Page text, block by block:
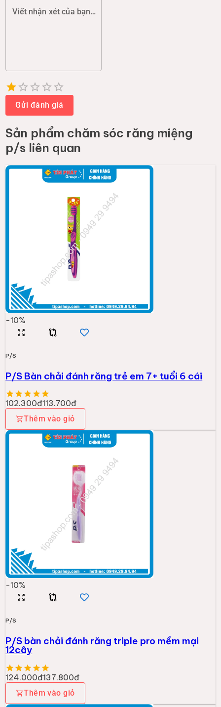
Viết nhận xét của bạn (chất lượng, đóng gói, giao hàng...)
1 Star
2 Stars
3 Stars
4 Stars
5 Stars
Gửi đánh giá
Sản phẩm chăm sóc răng miệng
p/s liên quan
-10%
P/S
P/S Bàn chải đánh răng trẻ em 7+ tuổi 6 cái
102.300đ113.700đ
Thêm vào giỏ
-10%
P/S
P/S bàn chải đánh răng triple pro mềm mại
12cây
124.000đ137.800đ
Thêm vào giỏ